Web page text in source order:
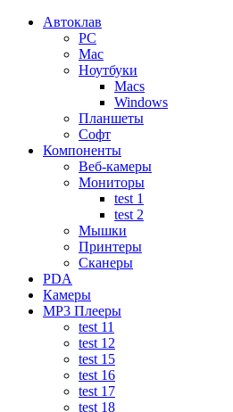
Автоклав
PC
Mac
Ноутбуки
Macs
Windows
Планшеты
Софт
Компоненты
Веб-камеры
Мониторы
test 1
test 2
Мышки
Принтеры
Сканеры
PDA
Камеры
MP3 Плееры
test 11
test 12
test 15
test 16
test 17
test 18